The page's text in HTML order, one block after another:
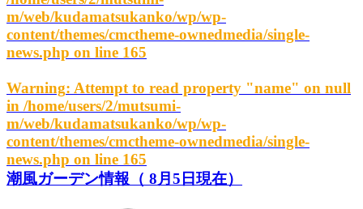
m/web/kudamatsukanko/wp/wp-
content/themes/cmctheme-ownedmedia/single-
news.php on line 165
Warning: Attempt to read property "name" on null
in /home/users/2/mutsumi-
m/web/kudamatsukanko/wp/wp-
content/themes/cmctheme-ownedmedia/single-
news.php on line 165
潮風ガーデン情報（ 8月5日現在）